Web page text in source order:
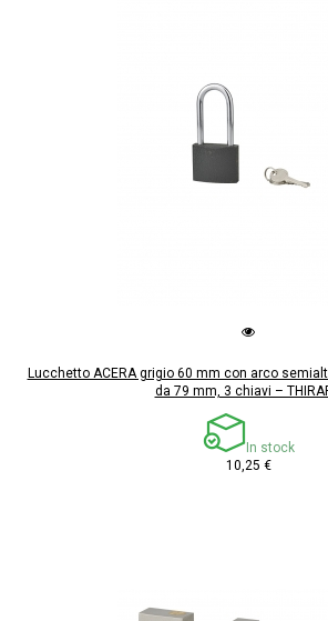
Lucchetto ACERA grigio 60 mm con arco
da 79 mm, 3 chiavi –
In stock
10,25 €